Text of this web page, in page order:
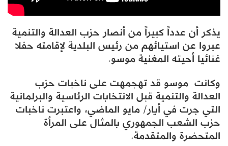
يذكر أن عدداً كبيراً من أنصار حزب العدالة والتنمية
عبروا عن استيائهم من رئيس البلدية لإقامته حفلا
غنائيا أحيته المغنية موسو.
وكانت موسو قد تهجمهت على ناخبات حزب
العدالة والتنمية قبل الانتخابات الرئاسية والبرلمانية
التي جرت في أيار/ مايو الماضي، واعتبرت ناخبات
حزب الشعب الجمهوري بالمثال على المرأة
المتحضرة والمتقدمة.